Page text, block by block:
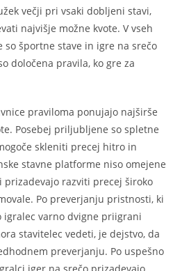
večji pri vsaki dobljeni stavi,
najvišje možne kvote. V vseh
so športne stave in igre na srečo
določena pravila, ko gre za
praviloma ponujajo najširše
Posebej priljubljene so spletne
skleniti precej hitro in
stavne platforme niso omejene
razviti precej široko
Po preverjanju pristnosti, ki
igralec varno dvigne priigrani
stavitelec vedeti, je dejstvo, da
preverjanju. Po uspešno